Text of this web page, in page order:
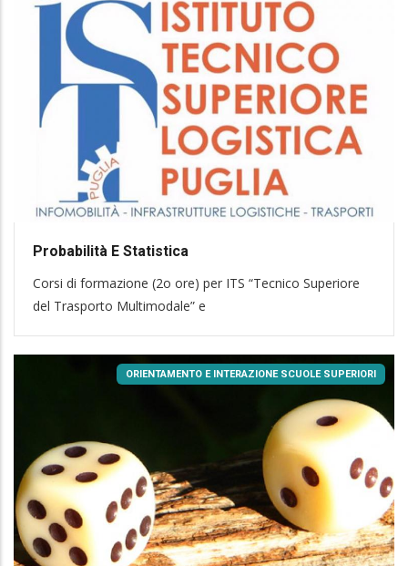
Probabilità E Statistica
Corsi di formazione (2o ore) per ITS “Tecnico Superiore
del Trasporto Multimodale” e
ORIENTAMENTO E INTERAZIONE SCUOLE SUPERIORI